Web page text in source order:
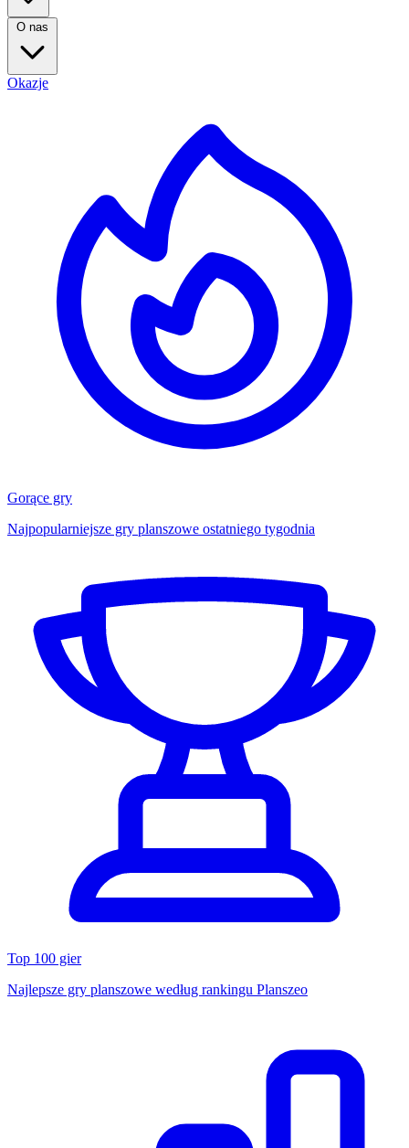
O nas
Okazje
Gorące gry
Najpopularniejsze gry planszowe ostatniego tygodnia
Top 100 gier
Najlepsze gry planszowe według rankingu Planszeo